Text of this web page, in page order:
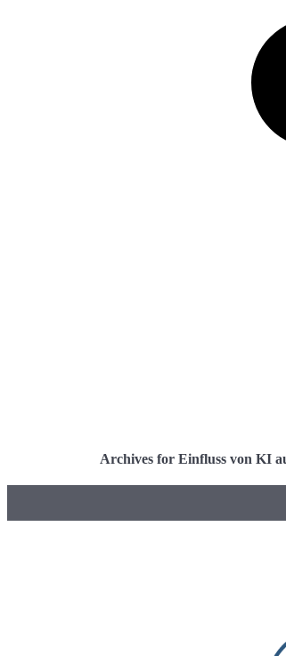
Archives for Einfluss von KI